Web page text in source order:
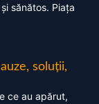
sănătos. Piața
soluții,
ce au apărut,